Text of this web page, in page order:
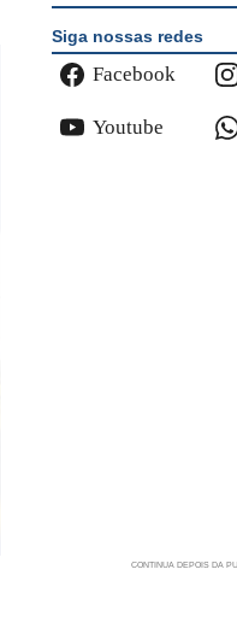
Siga nossas redes
Facebook
Youtube